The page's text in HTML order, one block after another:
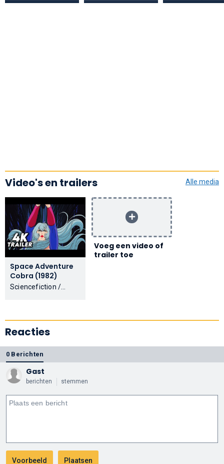
Video's en trailers Alle media
Space Adventure
Cobra (1982)
Sciencefiction /
Voeg een video of
trailer toe
Reacties
0 Berichten
Gast
berichten stemmen